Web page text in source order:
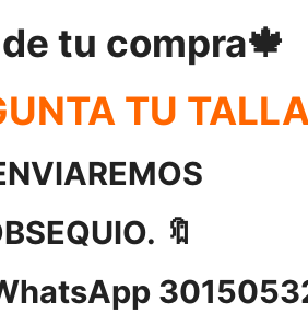
tu compra🍁
TU
🔖